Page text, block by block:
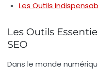
Les Outils
Les Outils
SEO
Dans le monde